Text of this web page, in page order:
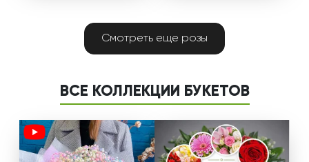
Смотреть еще розы
ВСЕ КОЛЛЕКЦИИ БУКЕТОВ